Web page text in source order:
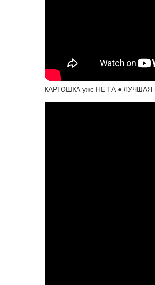
КАРТОШКА уже НЕ ТА ● ЛУЧШАЯ